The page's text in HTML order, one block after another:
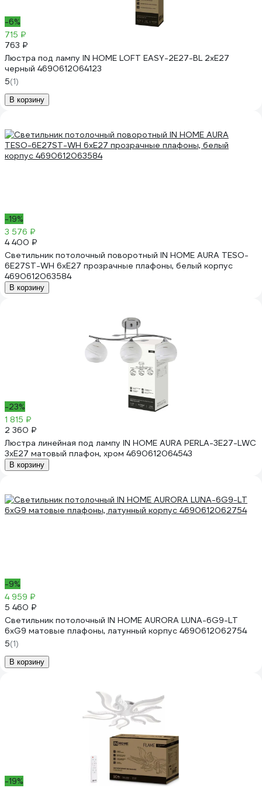
-6%
715 ₽
763 ₽
Люстра под лампу IN HOME LOFT EASY-2E27-BL 2хЕ27
черный 4690612064123
5(1)
В корзину
-19%
3 576 ₽
4 400 ₽
Светильник потолочный поворотный IN HOME AURA TESO-
6E27ST-WH 6хЕ27 прозрачные плафоны, белый корпус
4690612063584
В корзину
-23%
1 815 ₽
2 360 ₽
Люстра линейная под лампу IN HOME AURA PERLA-3E27-LWC
3хЕ27 матовый плафон, хром 4690612064543
В корзину
-9%
4 959 ₽
5 460 ₽
Светильник потолочный IN HOME AURORA LUNA-6G9-LT
6xG9 матовые плафоны, латунный корпус 4690612062754
5(1)
В корзину
-19%